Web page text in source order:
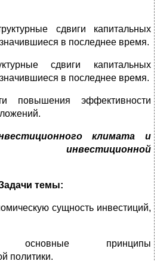
сдвиги капитальных
в последнее время.
сдвиги капитальных
в последнее время.
повышения эффективности
климата и
инвестиционной
темы:
сущность инвестиций,
основные принципы
политики.